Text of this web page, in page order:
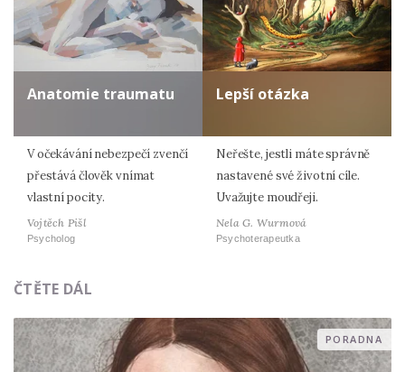
Anatomie traumatu
V očekávání nebezpečí zvenčí
přestává člověk vnímat
vlastní pocity.
Vojtěch Pišl
Psycholog
Lepší otázka
Neřešte, jestli máte správně
nastavené své životní cíle.
Uvažujte moudřeji.
Nela G. Wurmová
Psychoterapeutka
ČTĚTE DÁL
PORADNA